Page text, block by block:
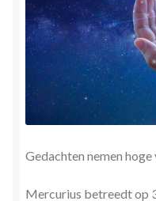
Magische helende
Mijn account
Mindfulness en
Narcisme
Nieuw boek ‘Pareltjes
Gedachten nemen
Mercurius betreedt op